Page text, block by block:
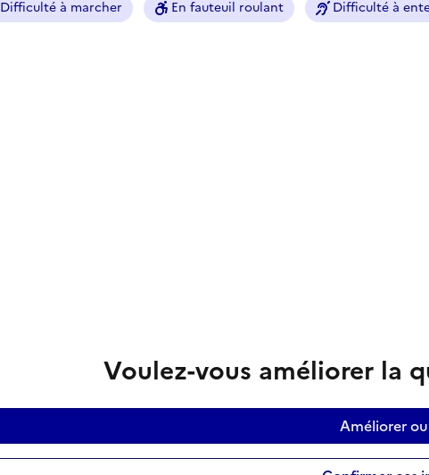
Difficulté à marcher En fauteuil roulant Difficulté à
Voulez-vous améliorer la
Améliorer